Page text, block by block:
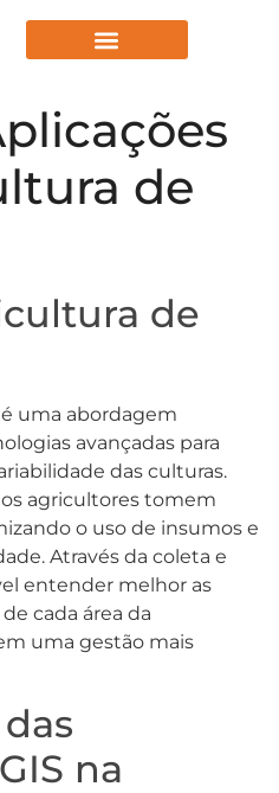
de
de
uma abordagem
avançadas para
das culturas.
agricultores tomem
o uso de insumos e
Através da coleta e
entender melhor as
cada área da
uma gestão mais
na